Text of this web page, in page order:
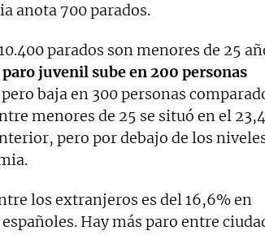
anota 700 parados.
parados son menores de 25
juvenil sube en 200 personas
baja en 300 personas
menores de 25 se situó en el
pero por debajo de los
los extranjeros es del 16,6% en
Hay más paro entre